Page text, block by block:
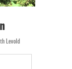
Levold